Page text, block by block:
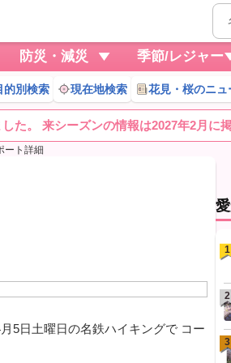
防災・減災 季節/レジャー
的別検索 現在地検索 花見・桜のニュ
た。 来シーズンの情報は2027年2月に
ート詳細
5日土曜日の名鉄ハイキングで コー
1
2
3